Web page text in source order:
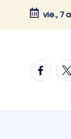
Saltar
contenido
vie., 7